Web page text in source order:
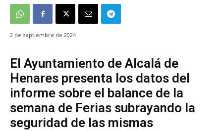
2 de septiembre de 2024
El Ayuntamiento de Alcalá de
Henares presenta los datos del
informe sobre el balance de la
semana de Ferias subrayando la
seguridad de las mismas